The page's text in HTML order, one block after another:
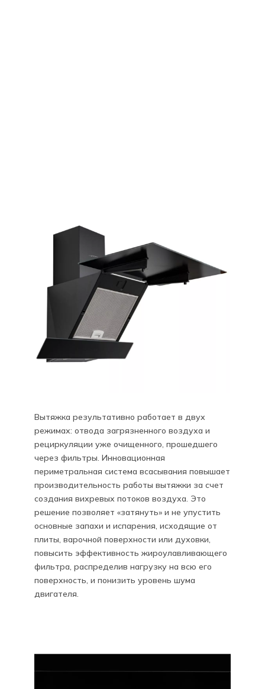
Вытяжка результативно работает в двух
режимах: отвода загрязненного воздуха и
рециркуляции уже очищенного, прошедшего
через фильтры. Инновационная
периметральная система всасывания повышает
производительность работы вытяжки за счет
создания вихревых потоков воздуха. Это
решение позволяет «затянуть» и не упустить
основные запахи и испарения, исходящие от
плиты, варочной поверхности или духовки,
повысить эффективность жироулавливающего
фильтра, распределив нагрузку на всю его
поверхность, и понизить уровень шума
двигателя.